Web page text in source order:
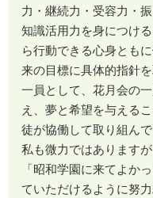
力・継続力・受容力・
知識活用力を身につけ
ら行動できる心身とも
来の目標に具体的指針
一員として、花月会の
え、夢と希望を与える
徒が協働して取り組んで
私も微力ではあります
「昭和学園に来てよか
ていただけるように努